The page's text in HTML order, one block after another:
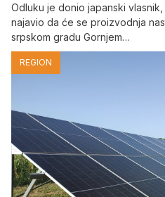
Odluku je donio japanski
najavio da će se proizvodnja
srpskom gradu Gornjem…
REGION